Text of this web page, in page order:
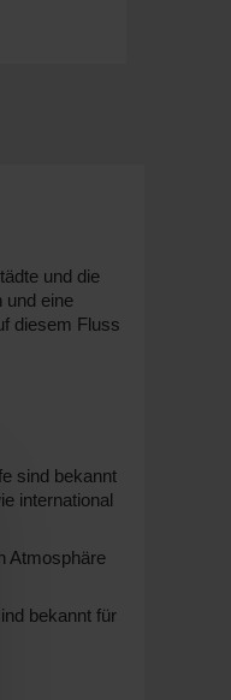
und die
und eine
diesem Fluss
sind bekannt
international
Atmosphäre
bekannt für